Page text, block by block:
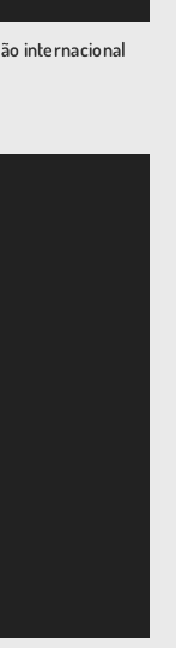
internacional